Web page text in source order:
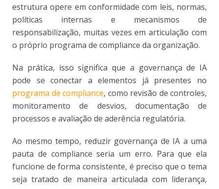
estrutura opere em conformidade com leis, normas,
políticas internas e mecanismos de
responsabilização, muitas vezes em articulação com
o próprio programa de compliance da organização.
Na prática, isso significa que a governança de IA
pode se conectar a elementos já presentes no
programa de compliance, como revisão de controles,
monitoramento de desvios, documentação de
processos e avaliação de aderência regulatória.
Ao mesmo tempo, reduzir governança de IA a uma
pauta de compliance seria um erro. Para que ela
funcione de forma consistente, é preciso que o tema
seja tratado de maneira articulada com liderança,